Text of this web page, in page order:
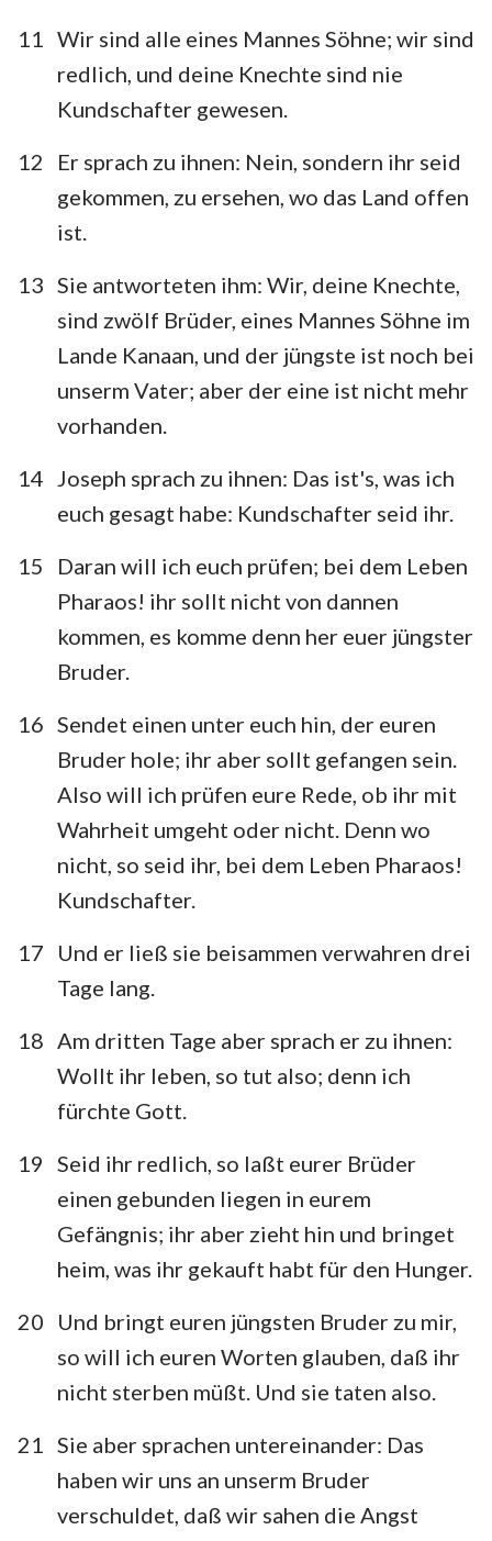
11
Wir sind alle eines Mannes Söhne; wir sind
redlich, und deine Knechte sind nie
Kundschafter gewesen.
12
Er sprach zu ihnen: Nein, sondern ihr seid
gekommen, zu ersehen, wo das Land offen
ist.
13 Sie antworteten ihm: Wir, deine Knechte,
sind zwölf Brüder, eines Mannes Söhne im
Lande Kanaan, und der jüngste ist noch bei
unserm Vater; aber der eine ist nicht mehr
vorhanden.
14
Joseph sprach zu ihnen: Das ist's, was ich
euch gesagt habe: Kundschafter seid ihr.
15
Daran will ich euch prüfen; bei dem Leben
Pharaos! ihr sollt nicht von dannen
kommen, es komme denn her euer jüngster
Bruder.
16 Sendet einen unter euch hin, der euren
Bruder hole; ihr aber sollt gefangen sein.
Also will ich prüfen eure Rede, ob ihr mit
Wahrheit umgeht oder nicht. Denn wo
nicht, so seid ihr, bei dem Leben Pharaos!
Kundschafter.
17
Und er ließ sie beisammen verwahren drei
Tage lang.
18 Am dritten Tage aber sprach er zu ihnen:
Wollt ihr leben, so tut also; denn ich
fürchte Gott.
19 Seid ihr redlich, so laßt eurer Brüder
einen gebunden liegen in eurem
Gefängnis; ihr aber zieht hin und bringet
heim, was ihr gekauft habt für den Hunger.
20
Und bringt euren jüngsten Bruder zu mir,
so will ich euren Worten glauben, daß ihr
nicht sterben müßt. Und sie taten also.
21
Sie aber sprachen untereinander: Das
haben wir uns an unserm Bruder
verschuldet, daß wir sahen die Angst